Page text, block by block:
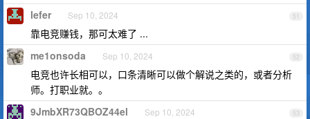
51
lefer Sep 10, 2024
靠电竞赚钱，那可太难了 ...
52
me1onsoda Sep 10, 2024
电竞也许长相可以，口条清晰可以做个解说之类的，或者分析
师。打职业就。。
53
9JmbXR73QBOZ44el Sep 10, 2024